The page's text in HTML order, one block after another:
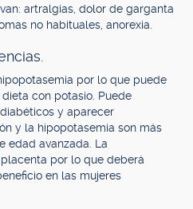
artralgias, dolor de garganta
no habituales, anorexia.
por lo que puede
con potasio. Puede
y aparecer
y la hipopotasemia son más
edad avanzada. La
por lo que deberá
en las mujeres